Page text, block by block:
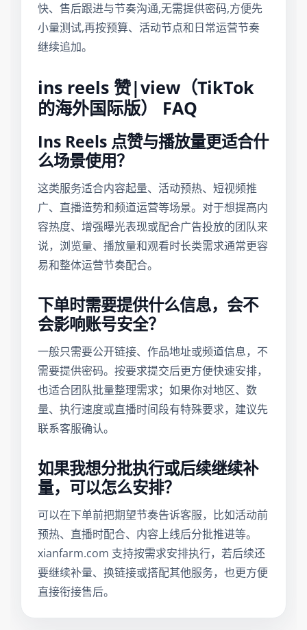
快、售后跟进与节奏沟通,无需提供密码,方便先
小量测试,再按预算、活动节点和日常运营节奏
继续追加。
ins reels 赞|view（TikTok
的海外国际版） FAQ
Ins Reels 点赞与播放量更适合什
么场景使用？
这类服务适合内容起量、活动预热、短视频推
广、直播造势和频道运营等场景。对于想提高内
容热度、增强曝光表现或配合广告投放的团队来
说，浏览量、播放量和观看时长类需求通常更容
易和整体运营节奏配合。
下单时需要提供什么信息，会不
会影响账号安全？
一般只需要公开链接、作品地址或频道信息，不
需要提供密码。按要求提交后更方便快速安排，
也适合团队批量整理需求；如果你对地区、数
量、执行速度或直播时间段有特殊要求，建议先
联系客服确认。
如果我想分批执行或后续继续补
量，可以怎么安排？
可以在下单前把期望节奏告诉客服，比如活动前
预热、直播时配合、内容上线后分批推进等。
xianfarm.com 支持按需求安排执行，若后续还
要继续补量、换链接或搭配其他服务，也更方便
直接衔接售后。